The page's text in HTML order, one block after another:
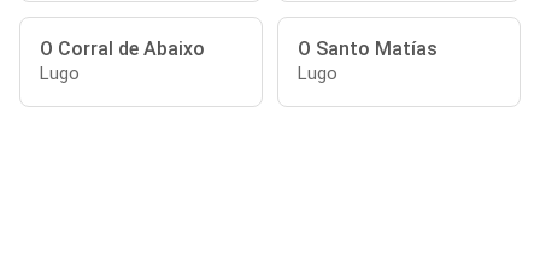
O Corral de Abaixo
Lugo
O Santo Matías
Lugo